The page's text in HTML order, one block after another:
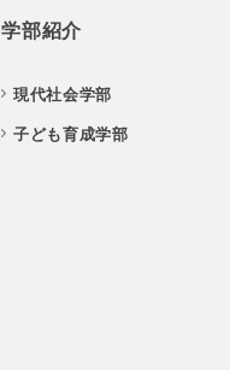
学部紹介
現代社会学部
子ども育成学部